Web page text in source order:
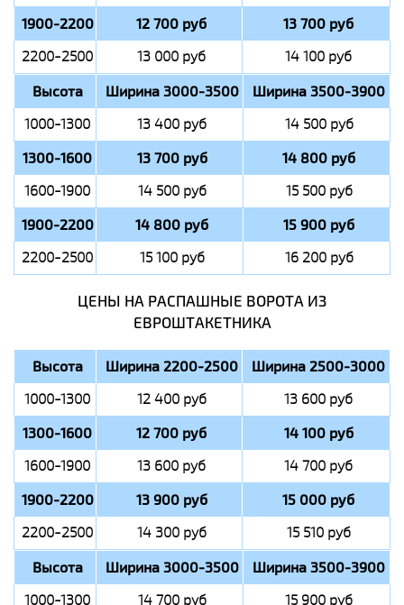
1900-2200 12 700 руб 13 700 руб
2200-2500 13 000 руб 14 100 руб
Высота Ширина 3000-3500 Ширина 3500-3900
1000-1300 13 400 руб 14 500 руб
1300-1600 13 700 руб 14 800 руб
1600-1900 14 500 руб 15 500 руб
1900-2200 14 800 руб 15 900 руб
2200-2500 15 100 руб 16 200 руб
ЦЕНЫ НА РАСПАШНЫЕ ВОРОТА ИЗ
ЕВРОШТАКЕТНИКА
Высота Ширина 2200-2500 Ширина 2500-3000
1000-1300 12 400 руб 13 600 руб
1300-1600 12 700 руб 14 100 руб
1600-1900 13 600 руб 14 700 руб
1900-2200 13 900 руб 15 000 руб
2200-2500 14 300 руб 15 510 руб
Высота Ширина 3000-3500 Ширина 3500-3900
1000-1300 14 700 руб 15 900 руб